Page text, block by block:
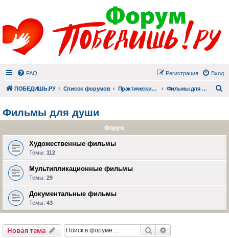
FAQ Вход
Регистрация
ПОБЕДИШЬ.РУ Список форумов Практический раздел Фильмы для души
Фильмы для души
Форум
Художественные фильмы
Темы: 112
Мультипликационные фильмы
Темы: 29
Документальные фильмы
Темы: 43
Новая тема Поиск